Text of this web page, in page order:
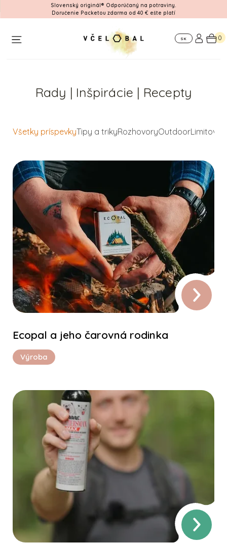
Slovenský originál® Odporúčaný na potraviny.
Doručenie Packetou zdarma od 40 € ešte platí
firmy
nás
SK 0
Rady | Inšpirácie | Recepty
Všetky príspevkyTipy a trikyRozhovoryOutdoor
Ecopal a jeho čarovná rodinka
Výroba